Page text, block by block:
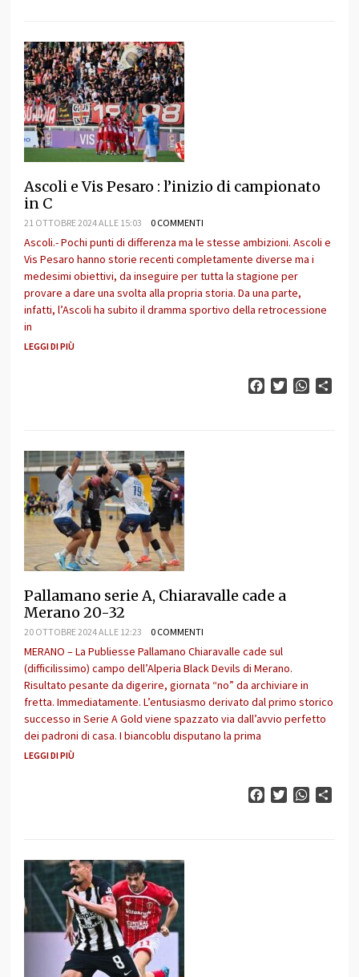
Ascoli e Vis Pesaro : l’inizio di campionato
in C
21 OTTOBRE 2024 ALLE 15:03 0 COMMENTI
Ascoli.- Pochi punti di differenza ma le stesse ambizioni. Ascoli e
Vis Pesaro hanno storie recenti completamente diverse ma i
medesimi obiettivi, da inseguire per tutta la stagione per
provare a dare una svolta alla propria storia. Da una parte,
infatti, l’Ascoli ha subito il dramma sportivo della retrocessione
in
LEGGI DI PIÙ
FacebookTwitter
Pallamano serie A, Chiaravalle cade a
Merano 20-32
20 OTTOBRE 2024 ALLE 12:23 0 COMMENTI
MERANO – La Publiesse Pallamano Chiaravalle cade sul
(difficilissimo) campo dell’Alperia Black Devils di Merano.
Risultato pesante da digerire, giornata “no” da archiviare in
fretta. Immediatamente. L’entusiasmo derivato dal primo storico
successo in Serie A Gold viene spazzato via dall’avvio perfetto
dei padroni di casa. I biancoblu disputano la prima
LEGGI DI PIÙ
FacebookTwitter